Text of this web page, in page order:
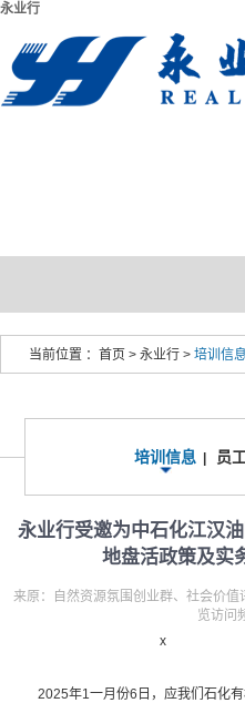
永业行
x
当前位置 ： 首页 > 永业行 > 培训信
培训信息 员
永业行受邀为中石化江汉
地盘活政策及实
来原：自然资源氛围创业群、社会价
览访问
2025年1一月份6日，应我们石化